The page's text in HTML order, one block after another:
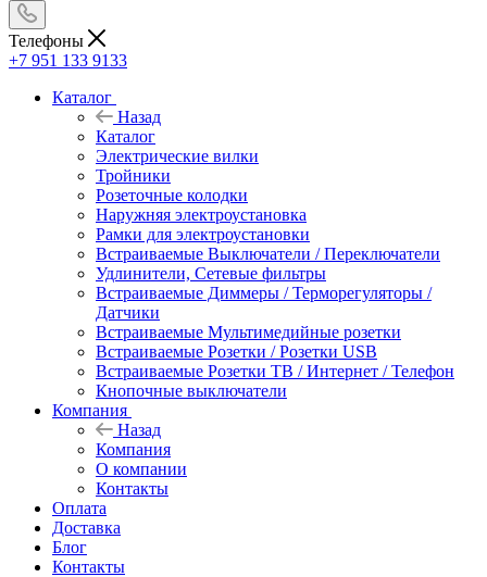
Телефоны
+7 951 133 9133
Каталог
Назад
Каталог
Электрические вилки
Тройники
Розеточные колодки
Наружняя электроустановка
Рамки для электроустановки
Встраиваемые Выключатели / Переключатели
Удлинители, Сетевые фильтры
Встраиваемые Диммеры / Терморегуляторы /
Датчики
Встраиваемые Мультимедийные розетки
Встраиваемые Розетки / Розетки USB
Встраиваемые Розетки ТВ / Интернет / Телефон
Кнопочные выключатели
Компания
Назад
Компания
О компании
Контакты
Оплата
Доставка
Блог
Контакты